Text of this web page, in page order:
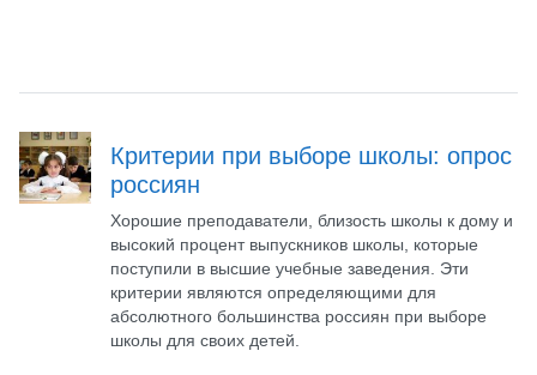
Критерии при выборе школы: опрос
россиян
Хорошие преподаватели, близость школы к дому и
высокий процент выпускников школы, которые
поступили в высшие учебные заведения. Эти
критерии являются определяющими для
абсолютного большинства россиян при выборе
школы для своих детей.